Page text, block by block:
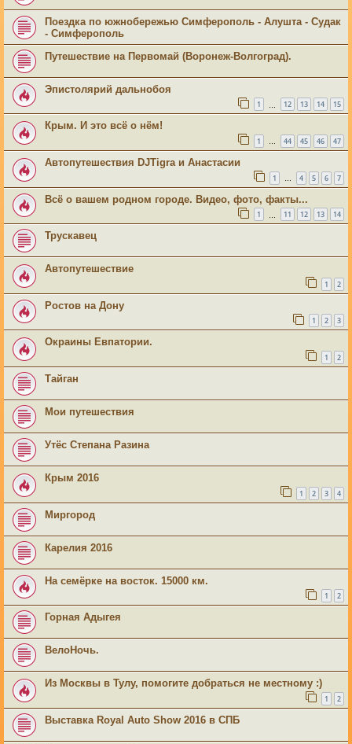
Поездка по южнобережью Симферополь - Алушта - Судак
- Симферополь
Путешествие на Первомай (Воронеж-Волгоград).
Эпистолярий дальнобоя
1 12 13 14 15
Крым. И это всё о нём!
1 … 44 45 46 47
Автопутешествия DJTigra и Анастасии
1 … 4 5 6 7
Всё о вашем родном городе. Видео, фото, факты...
1 11 12 13 14
Трускавец
Автопутешествие
1 2
Ростов на Дону
1 2 3
Окраины Евпатории.
1 2
Тайган
Мои путешествия
Утёс Степана Разина
Крым 2016
1 2 3 4
Миргород
Карелия 2016
На семёрке на восток. 15000 км.
1 2
Горная Адыгея
ВелоНочь.
Из Москвы в Тулу, помогите добраться не местному :)
1 2
Выставка Royal Auto Show 2016 в СПБ